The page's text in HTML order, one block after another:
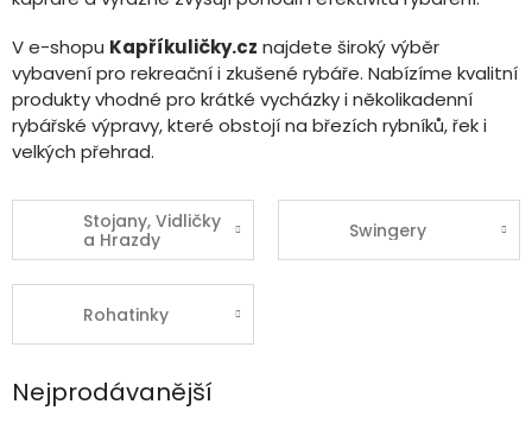
V e-shopu Kapříkuličky.cz najdete široký výběr
vybavení pro rekreační i zkušené rybáře. Nabízíme kvalitní
produkty vhodné pro krátké vycházky i několikadenní
rybářské výpravy, které obstojí na březích rybníků, řek i
velkých přehrad.
Stojany, Vidličky
a Hrazdy
Swingery
Rohatinky
Nejprodávanější